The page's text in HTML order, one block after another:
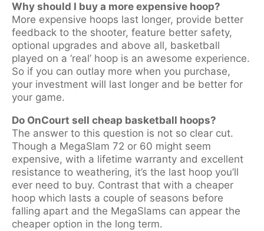
Why should I buy a more expensive hoop?
More expensive hoops last longer, provide better
feedback to the shooter, feature better safety,
optional upgrades and above all, basketball
played on a ‘real’ hoop is an awesome experience.
So if you can outlay more when you purchase,
your investment will last longer and be better for
your game.
Do OnCourt sell cheap basketball hoops?
The answer to this question is not so clear cut.
Though a MegaSlam 72 or 60 might seem
expensive, with a lifetime warranty and excellent
resistance to weathering, it’s the last hoop you’ll
ever need to buy. Contrast that with a cheaper
hoop which lasts a couple of seasons before
falling apart and the MegaSlams can appear the
cheaper option in the long term.